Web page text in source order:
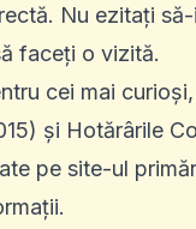
Nu ezitați
faceți o vizită.
cei mai
și Hotărârile
pe site-ul